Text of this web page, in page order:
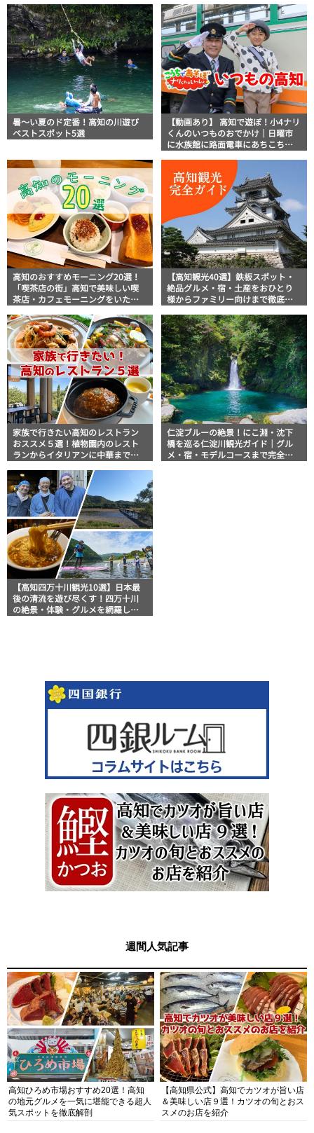
説！
暑～い夏のド定番！高知の川遊び
ベストスポット5選
【動画あり】 高知で遊ぼ！小4ナリ
くんのいつものおでかけ｜日曜市
に水族館に路面電車にあちこち巡
高知のおすすめモーニング20選！
「喫茶店の街」高知で美味しい喫
茶店・カフェモーニングをいただ
【高知観光40選】鉄板スポット・
絶品グルメ・宿・土産をおひとり
様からファミリー向けまで徹底解
家族で行きたい高知のレストラン
おススメ５選！植物園内のレスト
ランからイタリアンに中華まで楽
仁淀ブルーの絶景！にこ淵・沈下
橋を巡る仁淀川観光ガイド｜グル
メ・宿・モデルコースまで完全網
【高知四万十川観光10選】日本最
後の清流を遊び尽くす！四万十川
の絶景・体験・グルメを網羅した
週間人気記事
高知ひろめ市場おすすめ20選！高知
の地元グルメを一気に堪能できる超人
気スポットを徹底解剖
【高知県公式】高知でカツオが旨い店
＆美味しい店９選！カツオの旬とおス
スメのお店を紹介